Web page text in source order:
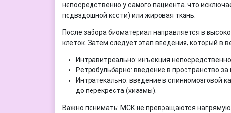
непосредственно у самого пациента, что
подвздошной кости) или жировая ткань.
После забора биоматериал направляется в
клеток. Затем следует этап введения, который в
Интравитреально: инъекция
Ретробульбарно: введение в пространство
Интратекально: введение в спинномозговой
до перекреста (хиазмы).
Важно понимать: МСК не превращаются напрямую